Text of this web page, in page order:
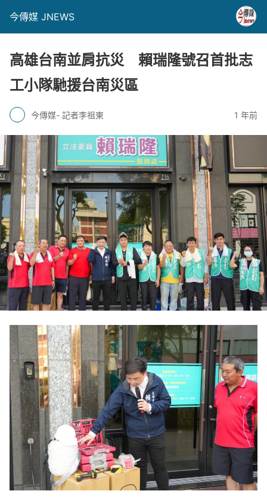
今傳媒 JNEWS
高雄台南並肩抗災 賴瑞隆號召首批志
工小隊馳援台南災區
今傳媒- 記者李祖東 1 年前